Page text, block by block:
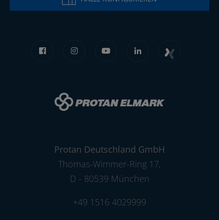
Protan Deutschland GmbH
Thomas-Wimmer-Ring 17,
D - 80539 München
+49 1516 4029999